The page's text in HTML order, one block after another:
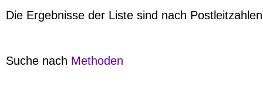
Die Ergebnisse der Liste sind nach
Suche nach Methoden